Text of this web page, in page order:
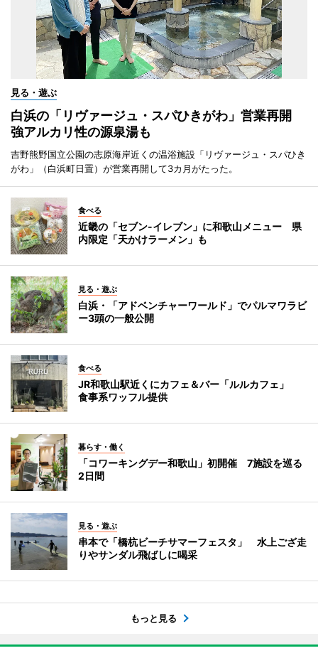
見る・遊ぶ
白浜の「リヴァージュ・スパひきがわ」営業再開
強アルカリ性の源泉湯も
吉野熊野国立公園の志原海岸近くの温浴施設「リヴァージュ・スパひき
がわ」（白浜町日置）が営業再開して3カ月がたった。
食べる
近畿の「セブン-イレブン」に和歌山メニュー 県
内限定「天かけラーメン」も
見る・遊ぶ
白浜・「アドベンチャーワールド」でパルマワラビ
ー3頭の一般公開
食べる
JR和歌山駅近くにカフェ＆バー「ルルカフェ」
食事系ワッフル提供
暮らす・働く
「コワーキングデー和歌山」初開催 7施設を巡る
2日間
見る・遊ぶ
串本で「橋杭ビーチサマーフェスタ」 水上ござ走
りやサンダル飛ばしに喝采
もっと見る